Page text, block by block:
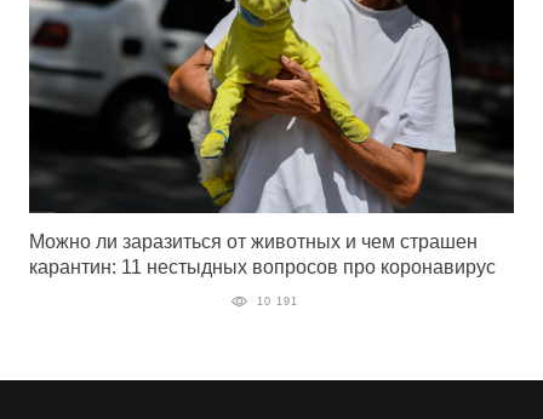
Можно ли заразиться от животных и чем страшен
карантин: 11 нестыдных вопросов про коронавирус
10 191